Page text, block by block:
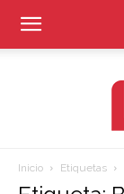
Inicio Etiquetas